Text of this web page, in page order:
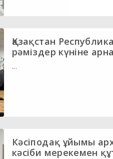
Қазақстан
рәміздер күніне
...
Кәсіподақ ұйымы
кәсіби мерекемен